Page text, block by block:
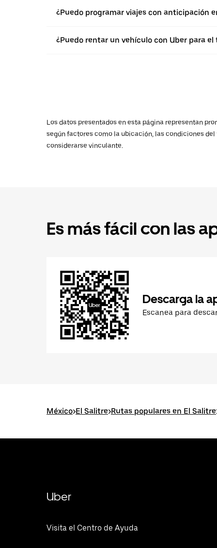
¿Puedo programar viajes con anticipación
¿Puedo rentar un vehículo con Uber para
Los datos presentados en esta página representan
según factores como la ubicación, las condiciones
considerarse vinculante.
Es más fácil con las
Descarga la
Escanea para
México>El Salitre>Rutas populares en El Salitre
Uber
Visita el Centro de Ayuda